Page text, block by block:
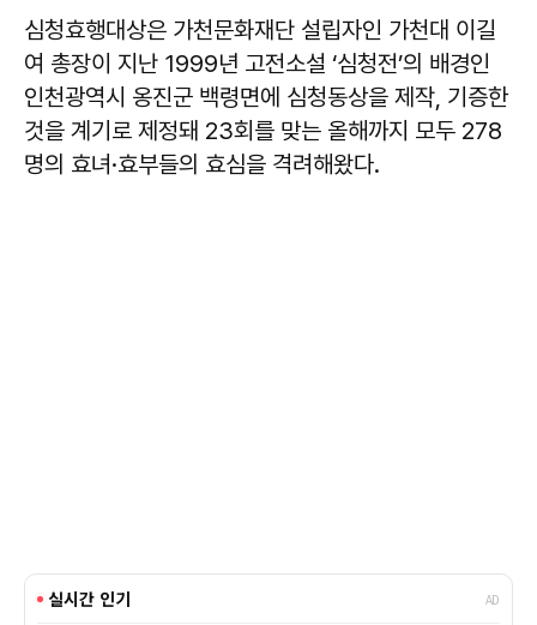
심청효행대상은 가천문화재단 설립자인 가천대 이길
여 총장이 지난 1999년 고전소설 ‘심청전’의 배경인
인천광역시 옹진군 백령면에 심청동상을 제작, 기증한
것을 계기로 제정돼 23회를 맞는 올해까지 모두 278
명의 효녀·효부들의 효심을 격려해왔다.